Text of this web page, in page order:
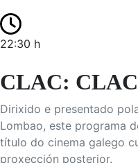
22:30 h
CLAC:
Dirixido e presentado
Lombao, este programa
título do cinema galego
proxección posterior.